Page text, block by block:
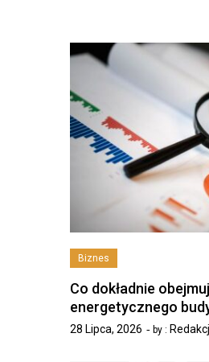
Biznes
Co dokładnie
energetycznego
28 Lipca, 2026 by :